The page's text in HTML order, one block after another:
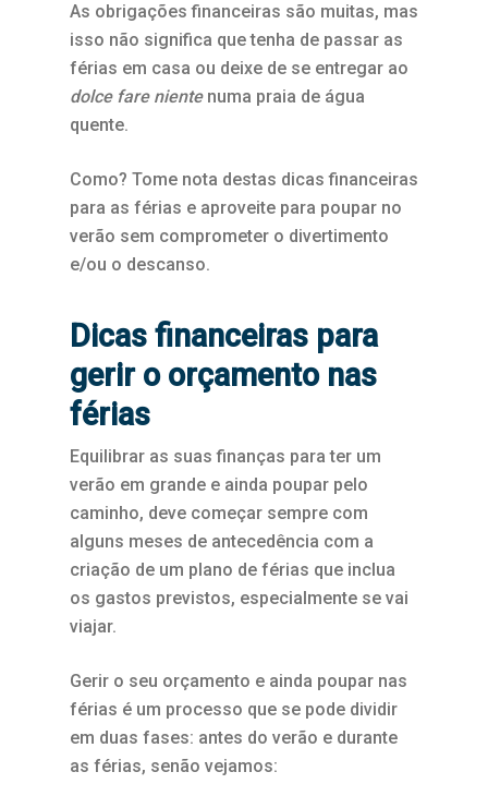
As obrigações financeiras são muitas, mas
isso não significa que tenha de passar as
férias em casa ou deixe de se entregar ao
dolce fare nientenuma praia de água
quente.
Como? Tome nota destas dicas financeiras
para as férias e aproveite para poupar no
verão sem comprometer o divertimento
e/ou o descanso.
Dicas financeiras para
gerir o orçamento nas
férias
Equilibrar as suas finanças para ter um
verão em grande e ainda poupar pelo
caminho, deve começar sempre com
alguns meses de antecedência com a
criação de um plano de férias que inclua
os gastos previstos, especialmente se vai
viajar.
Gerir o seu orçamento e ainda poupar nas
férias é um processo que se pode dividir
em duas fases: antes do verão e durante
as férias, senão vejamos: